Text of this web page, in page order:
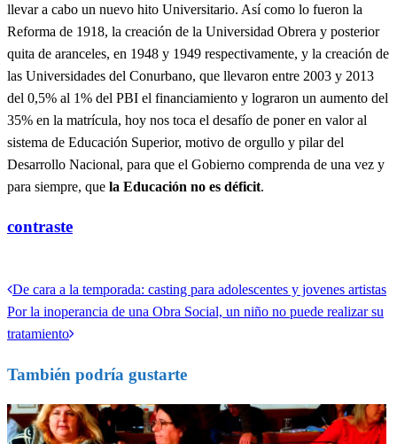
llevar a cabo un nuevo hito Universitario. Así como lo fueron la
Reforma de 1918, la creación de la Universidad Obrera y posterior
quita de aranceles, en 1948 y 1949 respectivamente, y la creación de
las Universidades del Conurbano, que llevaron entre 2003 y 2013
del 0,5% al 1% del PBI el financiamiento y lograron un aumento del
35% en la matrícula, hoy nos toca el desafío de poner en valor al
sistema de Educación Superior, motivo de orgullo y pilar del
Desarrollo Nacional, para que el Gobierno comprenda de una vez y
para siempre, que la Educación no es déficit.
contraste
Navegación
de
Entrada
anterior
De cara a la temporada: casting para adolescentes y jovenes artistas
Entrada
siguiente
Por la inoperancia de una Obra Social, un niño no puede realizar su
tratamiento
También podría gustarte